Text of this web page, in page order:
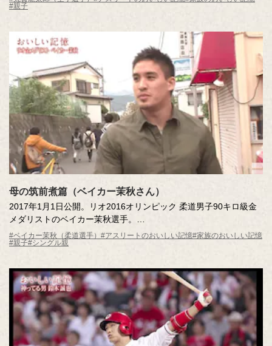
にあがる焼肉。
#親子
母の筑前煮篇（ベイカー茉秋さん）
2017年1月1日公開。リオ2016オリンピック 柔道男子90キロ級金
メダリストのベイカー茉秋選手。
練習以上に、日々の食事が大事だというベイカー選手。彼にとっ
ての「おいしい記憶」は、働きながら一人で自分を育ててくれた
#ベイカー茉秋（柔道選手） #アスリートのおいしい記憶#家族のおいしい記憶
#親子#シングル親